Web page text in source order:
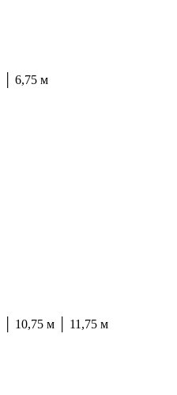
│ 6,75 м
10,75 м │ 11,75 м